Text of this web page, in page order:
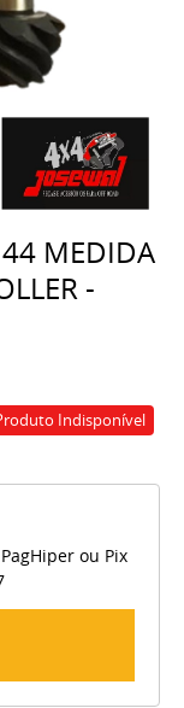
MEDIDA
-
Indisponível
ou Pix